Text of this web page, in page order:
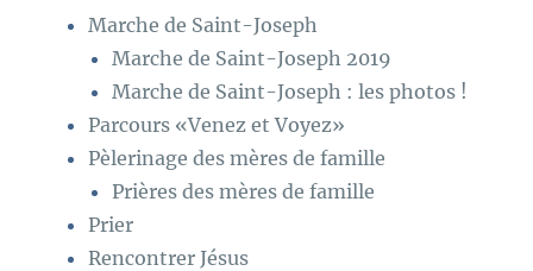
Marche de Saint-Joseph
Marche de Saint-Joseph 2019
Marche de Saint-Joseph : les photos !
Parcours «Venez et Voyez»
Pèlerinage des mères de famille
Prières des mères de famille
Prier
Rencontrer Jésus